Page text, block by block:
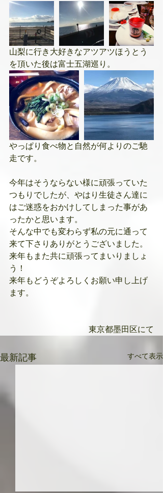
山梨に行き大好きなアツアツほうとう
を頂いた後は富士五湖巡り。
やっぱり食べ物と自然が何よりのご馳
走です。
今年はそうならない様に頑張っていた
つもりでしたが、やはり生徒さん達に
はご迷惑をおかけしてしまった事があ
ったかと思います。
そんな中でも変わらず私の元に通って
来て下さりありがとうございました。
来年もまた共に頑張ってまいりましょ
う！
来年もどうぞよろしくお願い申し上げ
ます。
東京都墨田区にて
最新記事 すべて表示